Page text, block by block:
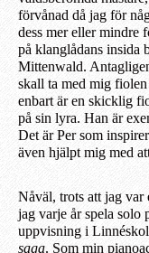
förvånad då jag för
dess mer eller mindre
på klanglådans insida
Mittenwald.
skall ta med mig
enbart är en skicklig
på sin lyra. Han är
Det är Per som
även hjälpt mig med
Nåväl, trots att jag var
jag varje år spela solo
uppvisning i
saga. Som min